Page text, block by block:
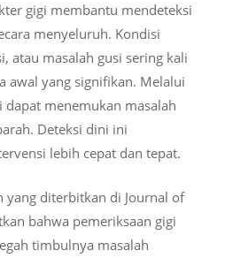
gigi membantu mendeteksi
menyeluruh. Kondisi
atau masalah gusi sering kali
awal yang signifikan. Melalui
menemukan masalah
Deteksi dini ini
lebih cepat dan tepat.
yang diterbitkan di Journal of
bahwa pemeriksaan gigi
timbulnya masalah